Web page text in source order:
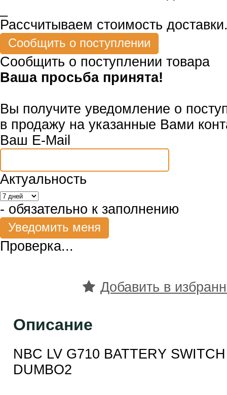
Рассчитываем стоимость
Сообщить о поступлении товара
Ваша просьба принята!
Вы получите уведомление о
в продажу на указанные Вами
Ваш E-Mail
Актуальность
- обязательно к заполнению
Проверка...
Добавить в
Описание
NBC LV G710 BATTERY
DUMBO2